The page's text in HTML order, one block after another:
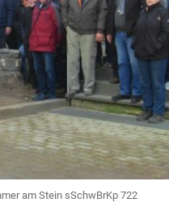
am Stein sSchwBrKp 722